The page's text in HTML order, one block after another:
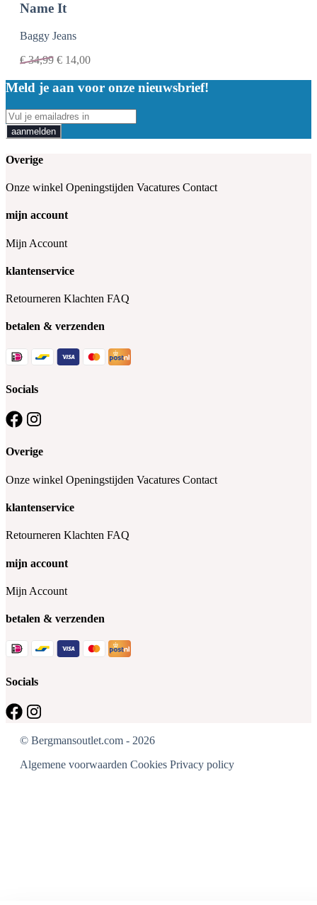
Name It
Baggy Jeans
€34,99 € 14,00
Meld je aan voor onze nieuwsbrief!
aanmelden
Overige
Onze winkel Openingstijden Vacatures Contact
mijn account
Mijn Account
klantenservice
Retourneren Klachten FAQ
betalen & verzenden
Socials
Overige
Onze winkel Openingstijden Vacatures Contact
klantenservice
Retourneren Klachten FAQ
mijn account
Mijn Account
betalen & verzenden
Socials
© Bergmansoutlet.com - 2026
Algemene voorwaarden Cookies Privacy policy